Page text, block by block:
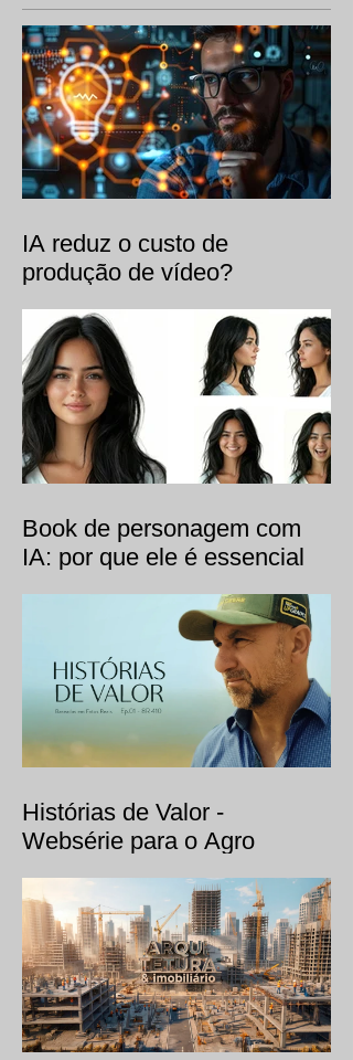
IA reduz o custo de
produção de vídeo?
Book de personagem com
IA: por que ele é essencial
Histórias de Valor -
Websérie para o Agro